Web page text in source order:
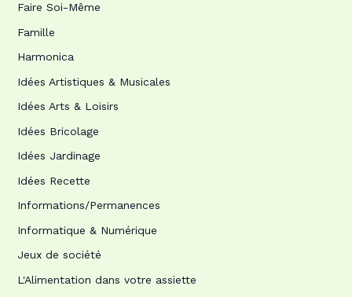
Faire Soi-Même
Famille
Harmonica
Idées Artistiques & Musicales
Idées Arts & Loisirs
Idées Bricolage
Idées Jardinage
Idées Recette
Informations/Permanences
Informatique & Numérique
Jeux de société
L'Alimentation dans votre assiette